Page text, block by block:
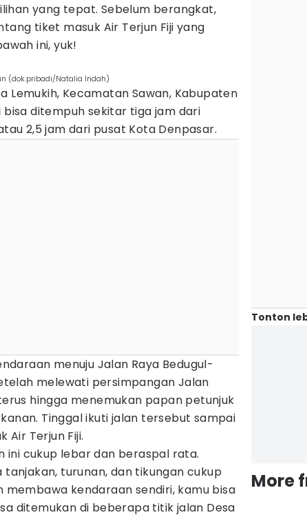
yang tepat. Sebelum berangkat,
tiket masuk Air Terjun Fiji yang
ini, yuk!
(dok.pribadi/Natalia Indah)
Lemukih, Kecamatan Sawan, Kabupaten
bisa ditempuh sekitar tiga jam dari
2,5 jam dari pusat Kota Denpasar.
menuju Jalan Raya Bedugul-
melewati persimpangan Jalan
hingga menemukan papan petunjuk
Tinggal ikuti jalan tersebut sampai
Air Terjun Fiji.
ini cukup lebar dan beraspal rata.
tanjakan, turunan, dan tikungan cukup
membawa kendaraan sendiri, kamu bisa
ditemukan di beberapa titik jalan Desa
Tonton
More